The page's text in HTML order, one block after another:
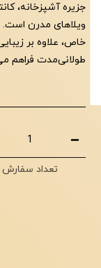
جزیره آشپزخانه،
ویلاهای مدرن
خاص، علاوه بر
طولانی‌مدت فراهم
تعداد سفارش